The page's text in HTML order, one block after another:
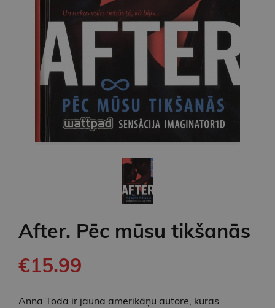
After. Pēc mūsu tikšanās
€15.99
Anna Toda ir jauna amerikāņu autore, kuras